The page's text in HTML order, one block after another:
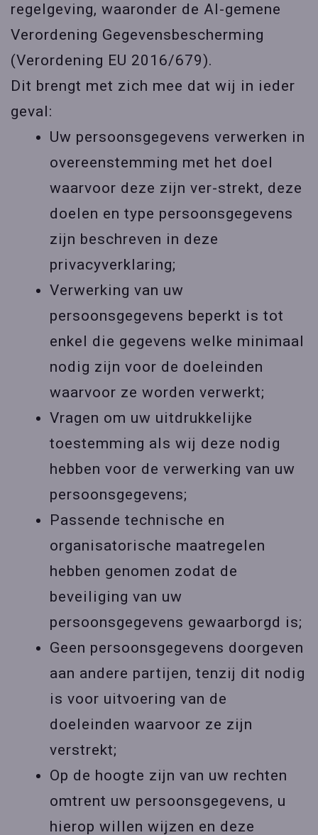
regelgeving, waaronder de Al-gemene
Verordening Gegevensbescherming
(Verordening EU 2016/679).
Dit brengt met zich mee dat wij in ieder
geval:
Uw persoonsgegevens verwerken in
overeenstemming met het doel
waarvoor deze zijn ver-strekt, deze
doelen en type persoonsgegevens
zijn beschreven in deze
privacyverklaring;
Verwerking van uw
persoonsgegevens beperkt is tot
enkel die gegevens welke minimaal
nodig zijn voor de doeleinden
waarvoor ze worden verwerkt;
Vragen om uw uitdrukkelijke
toestemming als wij deze nodig
hebben voor de verwerking van uw
persoonsgegevens;
Passende technische en
organisatorische maatregelen
hebben genomen zodat de
beveiliging van uw
persoonsgegevens gewaarborgd is;
Geen persoonsgegevens doorgeven
aan andere partijen, tenzij dit nodig
is voor uitvoering van de
doeleinden waarvoor ze zijn
verstrekt;
Op de hoogte zijn van uw rechten
omtrent uw persoonsgegevens, u
hierop willen wijzen en deze